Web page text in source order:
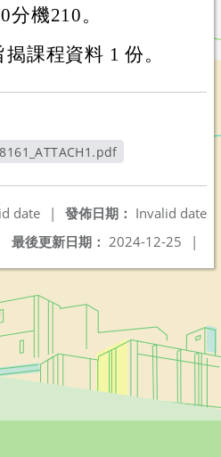
分機210。
課程資料 1 份。
發佈日期： Invalid date
date
|
最後更新日期： 2024-12-25 |